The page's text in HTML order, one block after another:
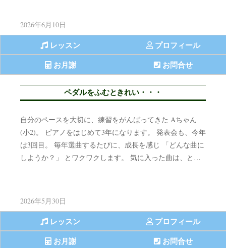
2026年6月10日
レッスン
プロフィール
お月謝
お問合せ
ペダルをふむときれい・・・
自分のペースを大切に、練習をがんばってきた Aちゃん
(小2)。 ピアノをはじめて3年になります。 発表会も、今年
は3回目。 毎年選曲するたびに、成長を感じ 「どんな曲に
しようか？」 とワクワクします。 気に入った曲は、と…
2026年5月30日
レッスン
プロフィール
お月謝
お問合せ